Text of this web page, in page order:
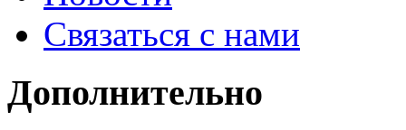
Связаться с нами
Дополнительно